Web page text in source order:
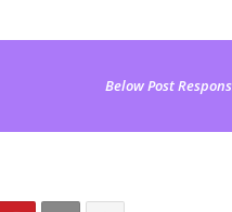
Below Post